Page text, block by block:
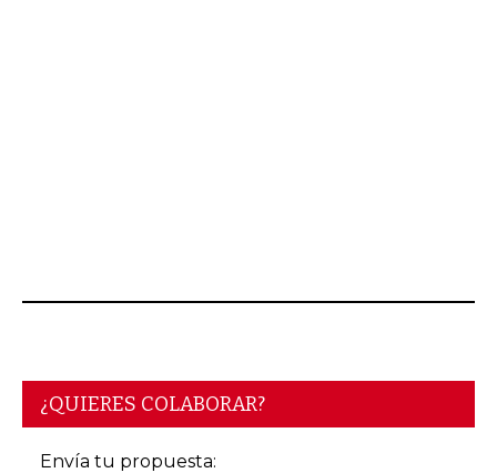
¿QUIERES COLABORAR?
Envía tu propuesta: